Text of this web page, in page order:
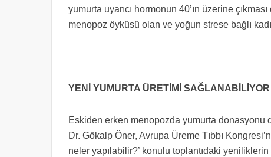
yumurta uyarıcı hormonun 40’ın üzerine
menopoz öyküsü olan ve yoğun strese bağlı
YENİ YUMURTA ÜRETİMİ SAĞLANABİLİYOR
Eskiden erken menopozda yumurta donasyonu
Dr. Gökalp Öner, Avrupa Üreme Tıbbı
neler yapılabilir?’ konulu toplantıdaki